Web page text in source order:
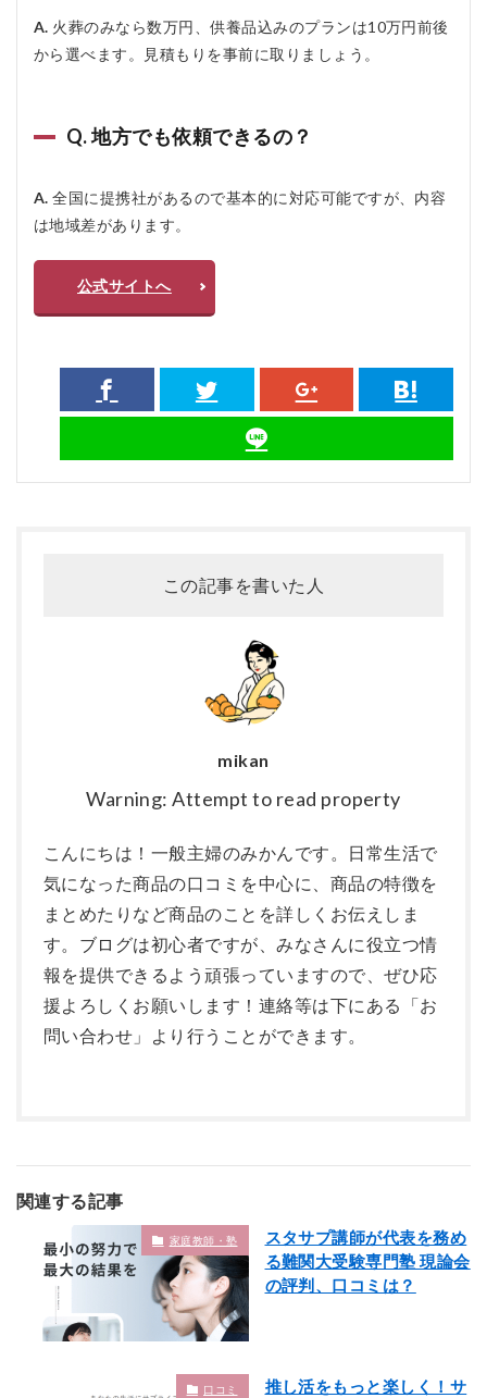
A. 火葬のみなら数万円、供養品込みのプランは10万円前後
から選べます。見積もりを事前に取りましょう。
Q. 地方でも依頼できるの？
A. 全国に提携社があるので基本的に対応可能ですが、内容
は地域差があります。
公式サイトへ
この記事を書いた人
mikan
Warning: Attempt to read property
こんにちは！一般主婦のみかんです。日常生活で
気になった商品の口コミを中心に、商品の特徴を
まとめたりなど商品のことを詳しくお伝えしま
す。ブログは初心者ですが、みなさんに役立つ情
報を提供できるよう頑張っていますので、ぜひ応
援よろしくお願いします！連絡等は下にある「お
問い合わせ」より行うことができます。
関連する記事
家庭教師・塾
スタサプ講師が代表を務め
る難関大受験専門塾 現論会
の評判、口コミは？
口コミ
推し活をもっと楽しく！サ